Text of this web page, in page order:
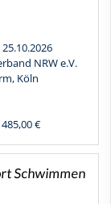
NRW e.V.
Köln
€
Schwimmen